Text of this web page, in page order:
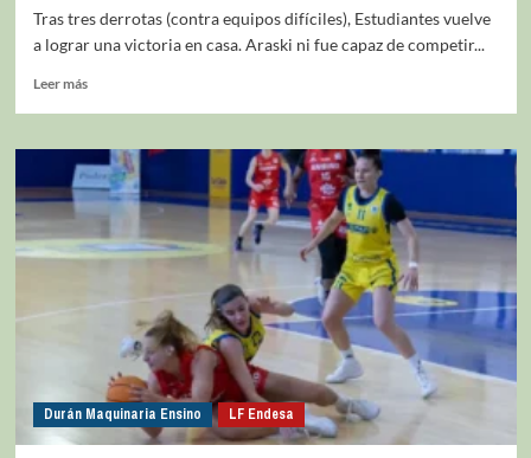
Tras tres derrotas (contra equipos difíciles), Estudiantes vuelve
a lograr una victoria en casa. Araski ni fue capaz de competir...
Leer más
Durán Maquinaria Ensino LF Endesa